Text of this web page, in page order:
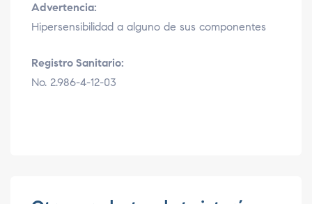
Advertencia:
Hipersensibilidad a alguno de sus componentes
Registro Sanitario:
No. 2.986-4-12-03